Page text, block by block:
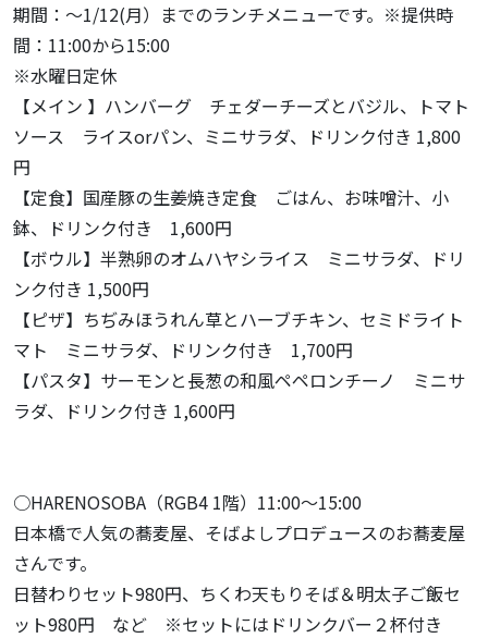
期間：～1/12(月）までのランチメニューです。※提供時
間：11:00から15:00
※水曜日定休
【メイン 】ハンバーグ チェダーチーズとバジル、トマト
ソース ライスorパン、ミニサラダ、ドリンク付き 1,800
円
【定食】国産豚の生姜焼き定食 ごはん、お味噌汁、小
鉢、ドリンク付き 1,600円
【ボウル】半熟卵のオムハヤシライス ミニサラダ、ドリ
ンク付き 1,500円
【ピザ】ちぢみほうれん草とハーブチキン、セミドライト
マト ミニサラダ、ドリンク付き 1,700円
【パスタ】サーモンと長葱の和風ペペロンチーノ ミニサ
ラダ、ドリンク付き 1,600円
○HARENOSOBA（RGB4 1階）11:00～15:00
日本橋で人気の蕎麦屋、そばよしプロデュースのお蕎麦屋
さんです。
日替わりセット980円、ちくわ天もりそば＆明太子ご飯セ
ット980円 など ※セットにはドリンクバー２杯付き